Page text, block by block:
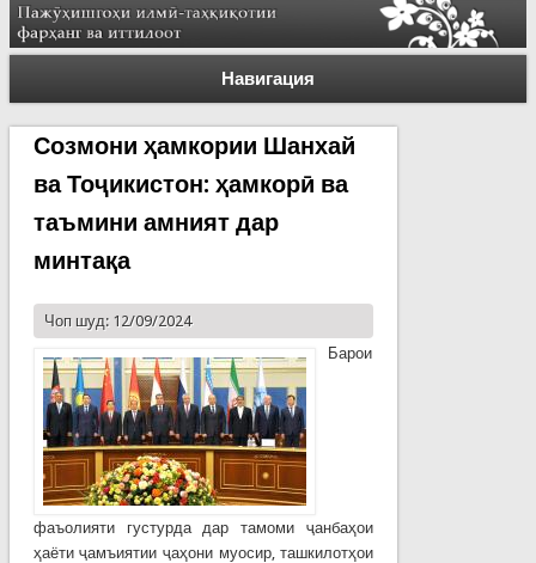
Навигация
Созмони ҳамкории Шанхай
ва Тоҷикистон: ҳамкорӣ ва
таъмини амният дар
минтақа
Чоп шуд: 12/09/2024
Барои
фаъолияти густурда дар тамоми ҷанбаҳои
ҳаёти ҷамъиятии ҷаҳони муосир, ташкилотҳои